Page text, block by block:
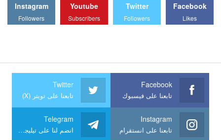
Facebook
Likes
Twitter
Followers
Youtube
Subscribers
Instagram
Followers
Facebook
تابعنا على فيسبوك
Twitter
تابعنا على تويتر (X)
Instagram
تابعنا على انستقرام
Telegram
انضم لنا على تيليجرام